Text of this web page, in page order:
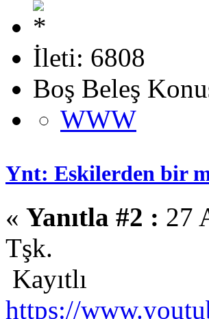
İleti: 6808
Boş Beleş
WWW
Ynt: Eskilerden bir
« Yanıtla #2 : 27
Tşk.
Kayıtlı
https://